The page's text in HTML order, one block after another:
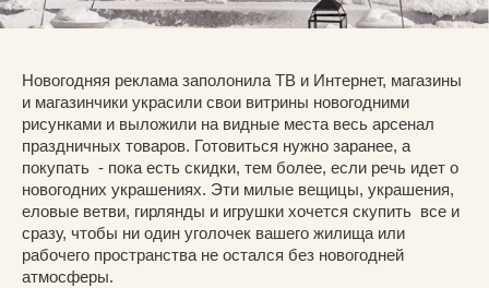
Новогодняя реклама заполонила ТВ и Интернет, магазины
и магазинчики украсили свои витрины новогодними
рисунками и выложили на видные места весь арсенал
праздничных товаров. Готовиться нужно заранее, а
покупать - пока есть скидки, тем более, если речь идет о
новогодних украшениях. Эти милые вещицы, украшения,
еловые ветви, гирлянды и игрушки хочется скупить все и
сразу, чтобы ни один уголочек вашего жилища или
рабочего пространства не остался без новогодней
атмосферы.